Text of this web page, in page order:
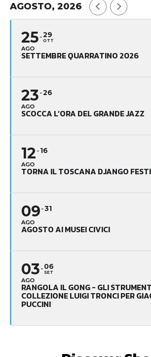
AGOSTO, 2026
25
AGO
29
OTT
SETTEMBRE QUARRATINO 2026
23
AGO
26
SCOCCA L’ORA DEL GRANDE JAZZ
12
AGO
16
TORNA IL TOSCANA DJANGO
09
AGO
31
AGOSTO AI MUSEI CIVICI
03
AGO
06
SET
RANGOLA IL GONG - GLI
COLLEZIONE LUIGI TRONCI PER
PUCCINI